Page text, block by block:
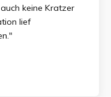
keine Kratzer
lief